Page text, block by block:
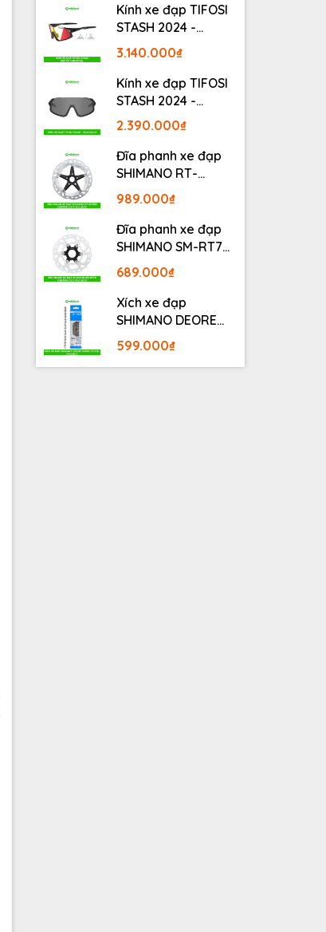
Kính xe đạp TIFOSI
STASH 2024 -
MATTE GUNMETAL
3.140.000₫
Kính xe đạp TIFOSI
STASH 2024 -
BLACKOUT
2.390.000₫
Đĩa phanh xe đạp
SHIMANO RT-
MT800 Center lock
Fullbox
989.000₫
Đĩa phanh xe đạp
SHIMANO SM-RT70
Center lock Fullbox
689.000₫
Xích xe đạp
SHIMANO DEORE
M6100 12S 126L
Fullbox
599.000₫